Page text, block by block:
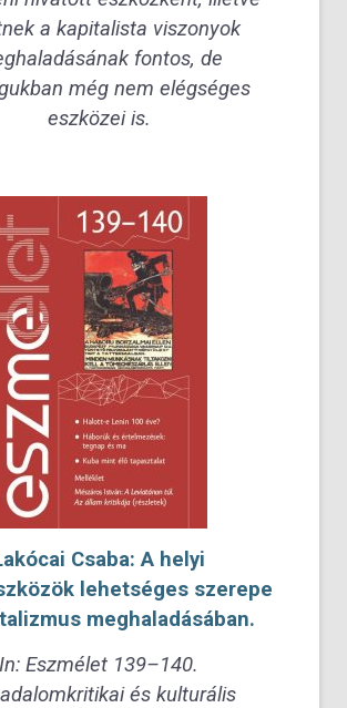
a kapitalista viszonyok
fontos, de
még nem elégséges
eszközei is.
Csaba: A helyi
lehetséges szerepe
meghaladásában.
In: Eszmélet 139–140.
és kulturális